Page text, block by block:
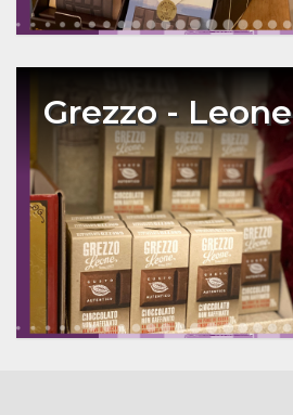
Grezzo - Leone